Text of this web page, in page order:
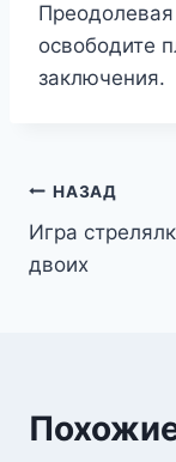
освободите
заключения.
по
НАЗАД
Игра
двоих